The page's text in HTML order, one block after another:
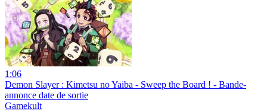
1:06
Demon Slayer : Kimetsu no Yaiba - Sweep the Board ! - Bande-
annonce date de sortie
Gamekult